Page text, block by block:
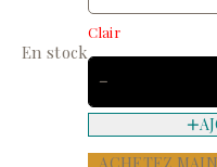
En stock
Clair